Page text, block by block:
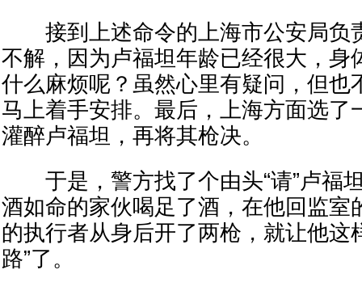
接到上述命令的上海市公安局负
不解，因为卢福坦年龄已经很大，身
什么麻烦呢？虽然心里有疑问，但也
马上着手安排。最后，上海方面选了
灌醉卢福坦，再将其枪决。
于是，警方找了个由头“请”卢福
酒如命的家伙喝足了酒，在他回监室
的执行者从身后开了两枪，就让他这
路”了。